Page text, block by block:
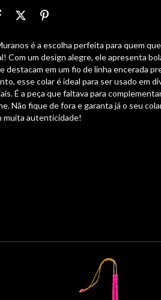
é a escolha perfeita para quem
Com um design alegre, ele apresenta
destacam em um fio de linha encerada
esse colar é ideal para ser usado em
É a peça que faltava para
Não fique de fora e garanta já o seu
muita autenticidade!